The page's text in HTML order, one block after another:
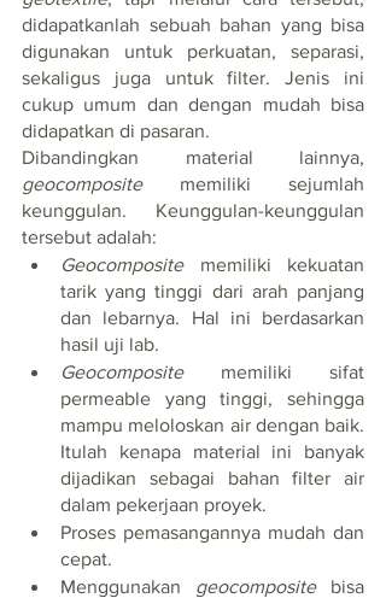
didapatkanlah sebuah bahan yang bisa
digunakan untuk perkuatan, separasi,
sekaligus juga untuk filter. Jenis ini
cukup umum dan dengan mudah bisa
didapatkan di pasaran.
geocomposite memiliki sejumlah
keunggulan. Keunggulan-keunggulan
tersebut adalah:
Geocomposite memiliki kekuatan
tarik yang tinggi dari arah panjang
dan lebarnya. Hal ini berdasarkan
hasil uji lab.
Geocomposite memiliki sifat
permeable yang tinggi, sehingga
mampu meloloskan air dengan baik.
Itulah kenapa material ini banyak
dijadikan sebagai bahan filter air
dalam pekerjaan proyek.
Proses pemasangannya mudah dan
cepat.
Menggunakan geocomposite bisa